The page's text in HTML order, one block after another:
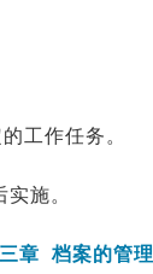
工作任务。
施。
章 档案的管理